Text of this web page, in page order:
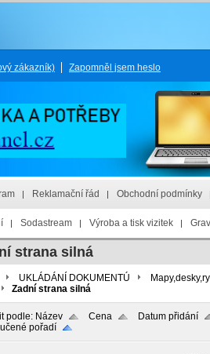
zákazník) Zapomněl jsem heslo
Reklamační řád Obchodní podmínky
Sodastream Výroba a tisk vizitek
strana silná
UKLÁDÁNÍ DOKUMENTÚ
Zadní strana silná
podle: Název Cena
Datum přidání
pořadí